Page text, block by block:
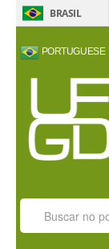
BRASIL
PORTUGUESE
ACESSIBILIDADE